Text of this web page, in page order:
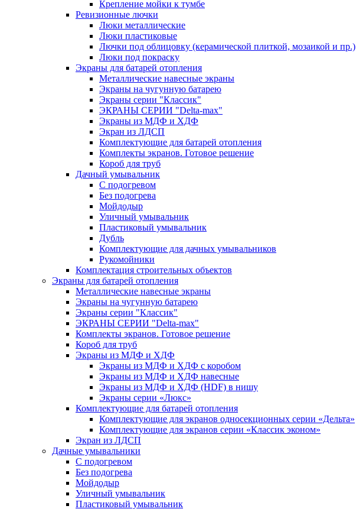
Крепление мойки к тумбе
Ревизионные лючки
Люки металлические
Люки пластиковые
Лючки под облицовку (керамической плиткой, мозаикой и пр.)
Люки под покраску
Экраны для батарей отопления
Металлические навесные экраны
Экраны на чугунную батарею
Экраны серии "Классик"
ЭКРАНЫ СЕРИИ "Delta-max"
Экраны из МДФ и ХДФ
Экран из ЛДСП
Комплектующие для батарей отопления
Комплекты экранов. Готовое решение
Короб для труб
Дачный умывальник
С подогревом
Без подогрева
Мойдодыр
Уличный умывальник
Пластиковый умывальник
Дубль
Комплектующие для дачных умывальников
Рукомойники
Комплектация строительных объектов
Экраны для батарей отопления
Металлические навесные экраны
Экраны на чугунную батарею
Экраны серии "Классик"
ЭКРАНЫ СЕРИИ "Delta-max"
Комплекты экранов. Готовое решение
Короб для труб
Экраны из МДФ и ХДФ
Экраны из МДФ и ХДФ с коробом
Экраны из МДФ и ХДФ навесные
Экраны из МДФ и ХДФ (HDF) в нишу
Экраны серии «Люкс»
Комплектующие для батарей отопления
Комплектующие для экранов односекционных серии «Дельта»
Комплектующие для экранов серии «Классик эконом»
Экран из ЛДСП
Дачные умывальники
С подогревом
Без подогрева
Мойдодыр
Уличный умывальник
Пластиковый умывальник